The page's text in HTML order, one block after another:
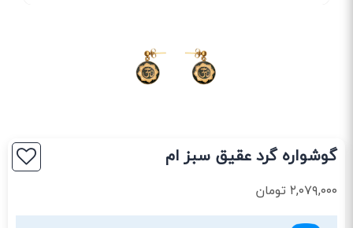
گوشواره گرد عقیق سبز ام
۲,۰۷۹,۰۰۰تومان